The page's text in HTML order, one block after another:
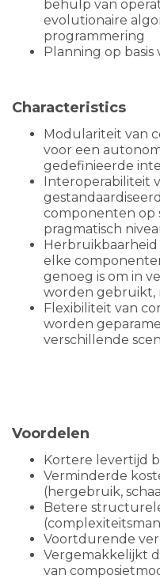
behulp van
evolutionaire
programmering
Planning op basis
Characteristics
Modulariteit van
voor een
gedefinieerde
Interoperabiliteit
componenten op
pragmatisch
elke
genoeg is om in
worden gebruikt,
Flexibiliteit van
worden
verschillende
Voordelen
Kortere levertijd
Verminderde
(hergebruik,
Betere
Voortdurende
Vergemakkelijkt
van